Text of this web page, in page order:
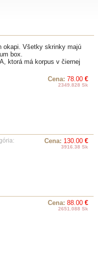
okapi. Všetky skrinky majú
box.
ktorá má korpus v čiernej
Cena: 78.00 €
2349.828 Sk
Cena: 130.00 €
3916.38 Sk
Cena: 88.00 €
2651.088 Sk